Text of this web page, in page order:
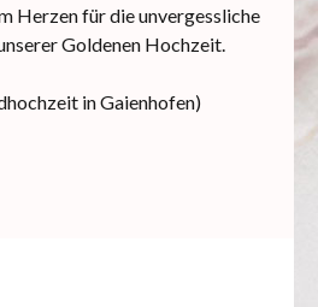
Herzen für die unvergessliche
Goldenen Hochzeit.
in Gaienhofen)